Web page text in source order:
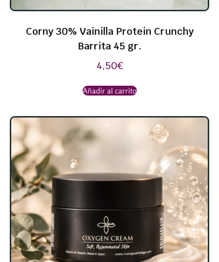
Corny 30% Vainilla Protein Crunchy
Barrita 45 gr.
4,50€
Añadir al carrito